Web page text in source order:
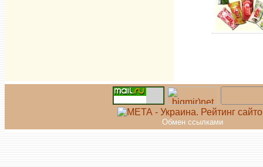
Обмен ссылками